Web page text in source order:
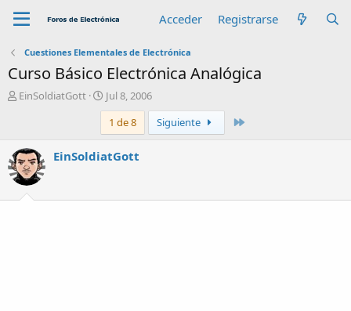
Acceder Registrarse
Cuestiones Elementales de Electrónica
Curso Básico Electrónica Analógica
A
r
EinSoldiatGott
F
e
h
a
d
Jul 8, 2006
1 de 8
Siguiente
EinSoldiatGott